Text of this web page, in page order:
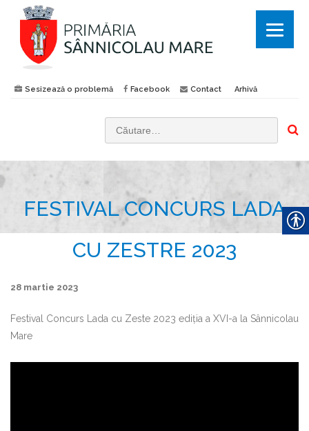
Sesizează o problemă Facebook Contact Arhivă
:
FESTIVAL CONCURS LADA
CU ZESTRE 2023
28 martie 2023
Festival Concurs Lada cu Zeste 2023 ediția a XVI-a la Sânnicolau
Mare